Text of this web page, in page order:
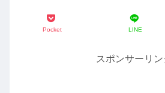
Pocket LINE
スポンサーリン